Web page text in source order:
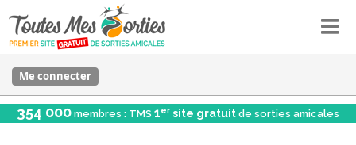
Me connecter
354 000 membres : TMS 1er site gratuit de sorties amicales